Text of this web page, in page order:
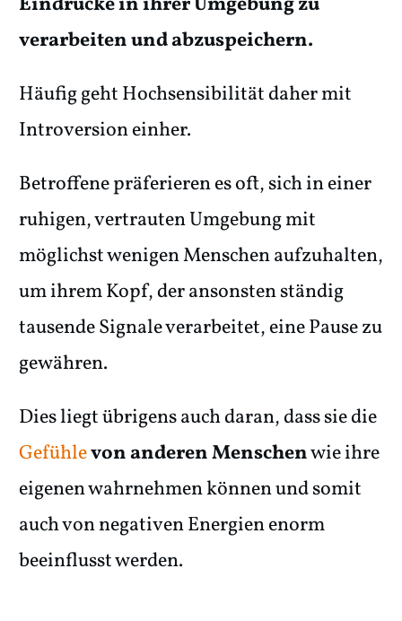
verarbeiten und abzuspeichern.
Häufig geht Hochsensibilität daher mit
Introversion einher.
Betroffene präferieren es oft, sich in einer
ruhigen, vertrauten Umgebung mit
möglichst wenigen Menschen aufzuhalten,
um ihrem Kopf, der ansonsten ständig
tausende Signale verarbeitet, eine Pause zu
gewähren.
Dies liegt übrigens auch daran, dass sie die
Gefühlevon anderen Menschenwie ihre
eigenen wahrnehmen können und somit
auch von negativen Energien enorm
beeinflusst werden.